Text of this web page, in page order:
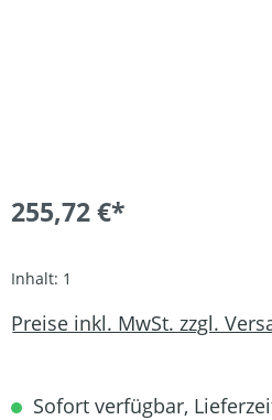
255,72 €*
Inhalt: 1
Preise inkl. MwSt. zzgl.
Sofort verfügbar,